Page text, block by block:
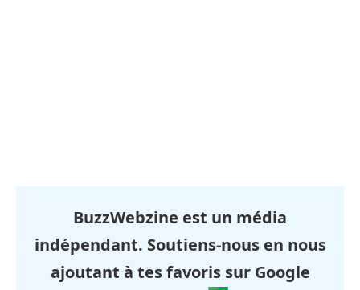
BuzzWebzine est un média
indépendant. Soutiens-nous en nous
ajoutant à tes favoris sur Google